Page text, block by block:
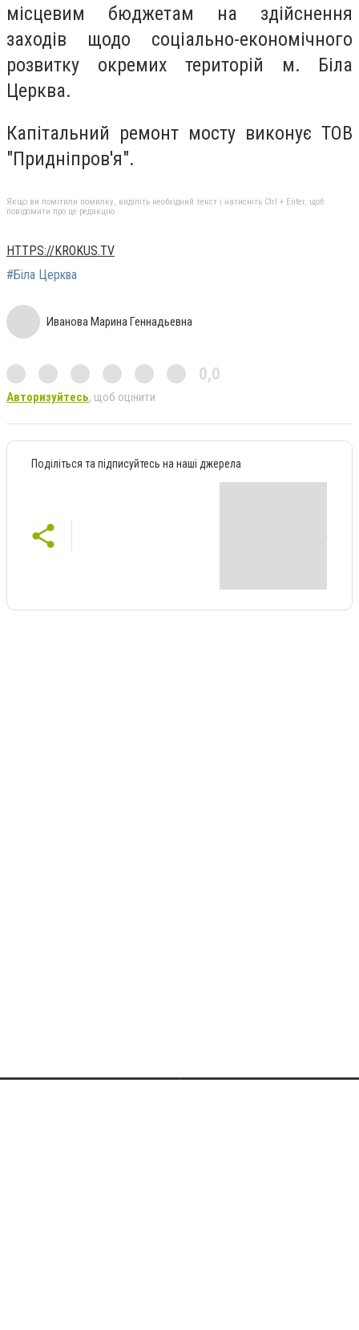
місцевим бюджетам на здійснення
заходів щодо соціально-економічного
розвитку окремих територій м. Біла
Церква.
Капітальний ремонт мосту виконує ТОВ
"Придніпров'я".
Якщо ви помітили помилку, виділіть необхідний текст і натисніть Ctrl + Enter, щоб
повідомити про це редакцію
HTTPS://KROKUS.TV
#Біла Церква
Иванова Марина Геннадьевна
0,0
Авторизуйтесь, щоб оцінити
Поділіться та підписуйтесь на наші джерела